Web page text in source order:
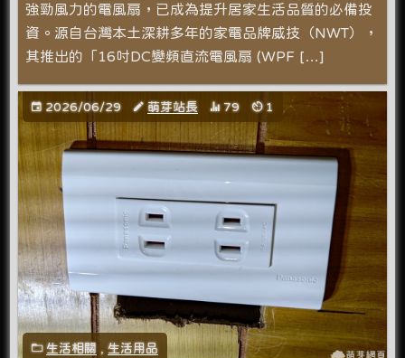
強勁風力的電風扇，已成為提升居家生活品質的必備投
資。源自台灣本土深耕多年的家電品牌威技（NWT），
其推出的「16吋DC變頻直流電風扇 (WPF […]
2026/06/29 萌芽站長 79 1
生活相關 ,生活用品